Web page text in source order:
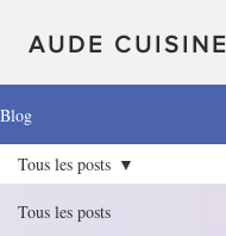
AUDE CUISINE
Blog
Tous les posts
Tous les posts